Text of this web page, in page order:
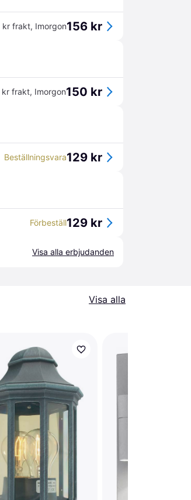
kr frakt, Imorgon156 kr
frakt, Imorgon150 kr
Beställningsvara129 kr
Förbeställ129 kr
Visa alla erbjudanden
Visa alla